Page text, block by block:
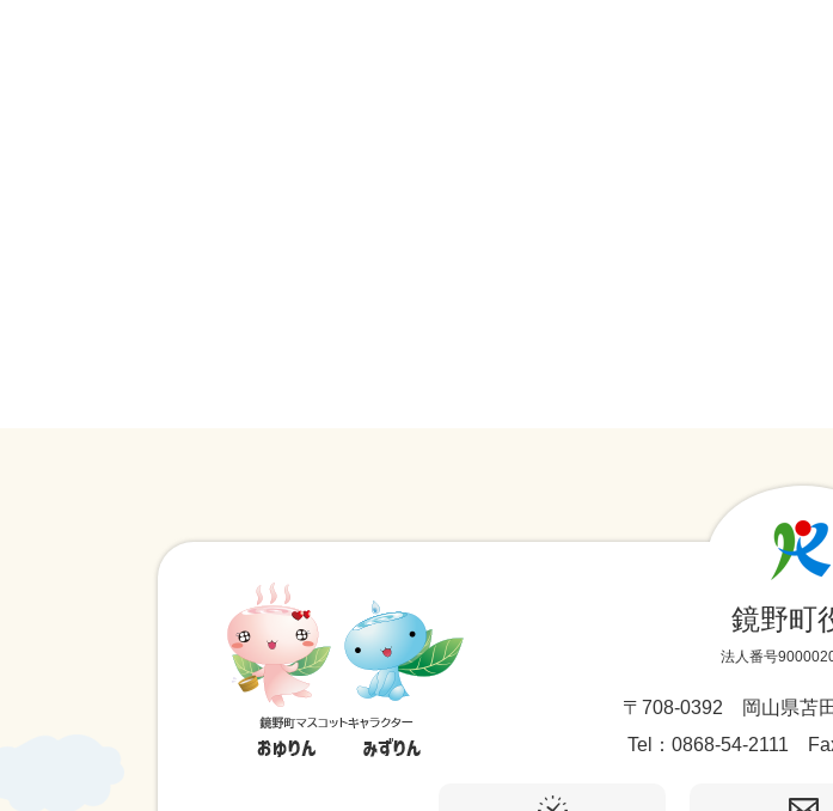
鏡野町
法人番号
〒708-0392 岡山県苫
Tel：0868-54-2111